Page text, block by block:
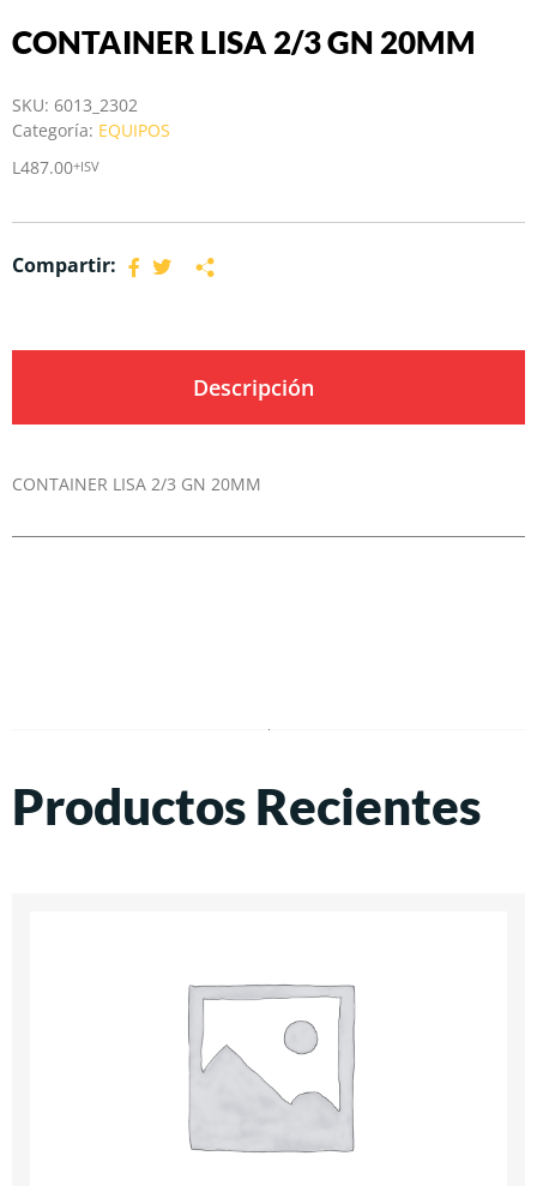
CONTAINER LISA 2/3 GN 20MM
SKU: 6013_2302
Categoría: EQUIPOS
L 487.00+ISV
Compartir:
Descripción
CONTAINER LISA 2/3 GN 20MM
Productos Recientes